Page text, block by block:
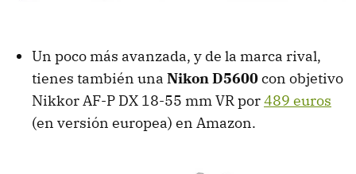
Un poco más avanzada, y de la marca rival,
tienes también una Nikon D5600con objetivo
Nikkor AF-P DX 18-55 mm VR por489 euros
(en versión europea) en Amazon.